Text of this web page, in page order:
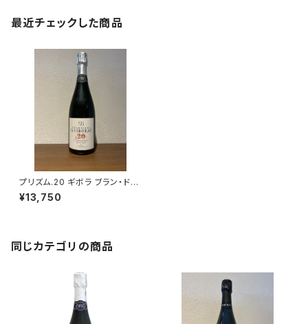
最近チェックした商品
プリズム.20 ギボラ ブラン・ド・
ブラン シャンパーニュ グラン・ク
リュ 750ml
¥13,750
同じカテゴリの商品